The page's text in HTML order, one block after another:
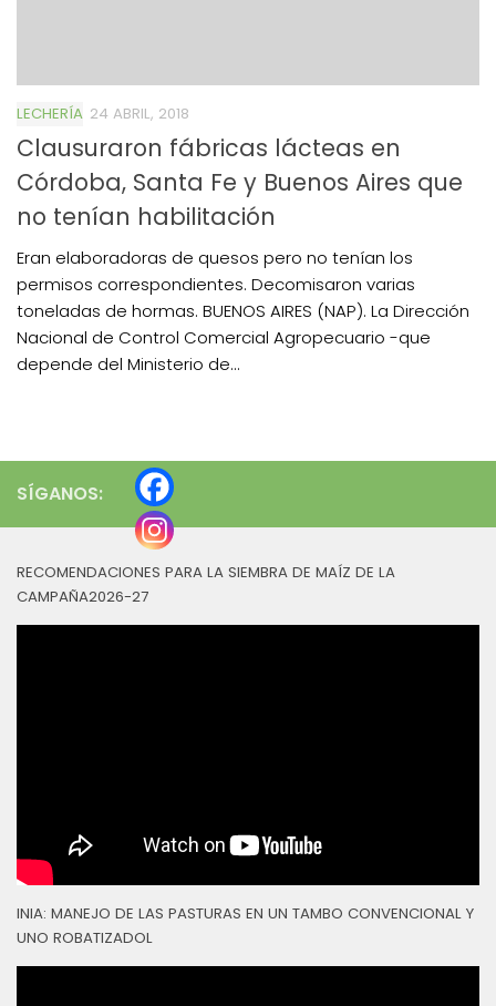
LECHERÍA 24 ABRIL, 2018
Clausuraron fábricas lácteas en
Córdoba, Santa Fe y Buenos Aires que
no tenían habilitación
Eran elaboradoras de quesos pero no tenían los
permisos correspondientes. Decomisaron varias
toneladas de hormas. BUENOS AIRES (NAP). La Dirección
Nacional de Control Comercial Agropecuario -que
depende del Ministerio de...
SÍGANOS:
RECOMENDACIONES PARA LA SIEMBRA DE MAÍZ DE LA
CAMPAÑA2026-27
INIA: MANEJO DE LAS PASTURAS EN UN TAMBO CONVENCIONAL Y
UNO ROBATIZADOL